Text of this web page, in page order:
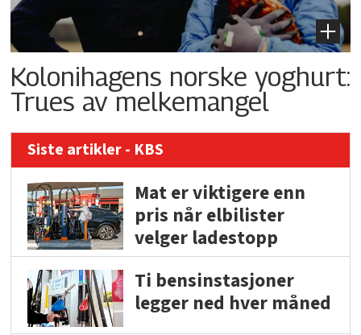
Kolonihagens norske yoghurt:
Trues av melkemangel
Siste artikler - KBS
Mat er viktigere enn
pris når elbilister
velger ladestopp
Ti bensinstasjoner
legger ned hver måned